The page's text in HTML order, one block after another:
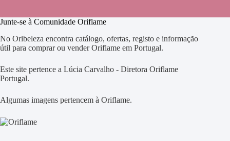
Junte-se à Comunidade Oriflame
No Oribeleza encontra catálogo, ofertas, registo e informação
útil para comprar ou vender Oriflame em Portugal.
Este site pertence a Lúcia Carvalho - Diretora Oriflame
Portugal.
Algumas imagens pertencem à Oriflame.